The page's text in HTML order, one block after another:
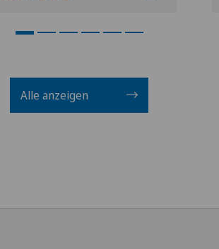
Alle anzeigen